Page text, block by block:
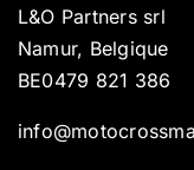
L&O Partners srl
Namur, Belgique
BE0479 821 386